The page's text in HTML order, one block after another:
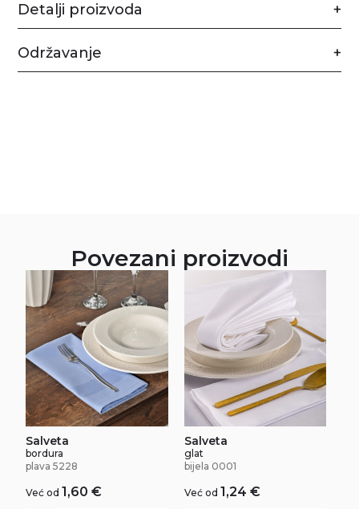
Detalji proizvoda
Održavanje
Povezani proizvodi
Salveta
bordura
plava 5228
Već od 1,60€
Salveta
glat
bijela 0001
Već od 1,24 €